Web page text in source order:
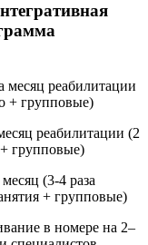
месяц реабилитации
+ групповые)
реабилитации (2
групповые)
(3-4 раза
+ групповые)
в номере на 2–